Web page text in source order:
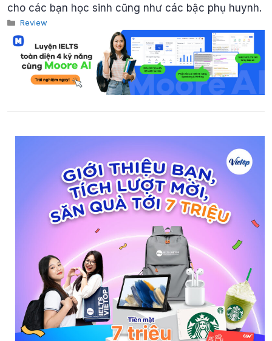
cho các bạn học sinh cũng như các bậc phụ huynh.
Categories
Review